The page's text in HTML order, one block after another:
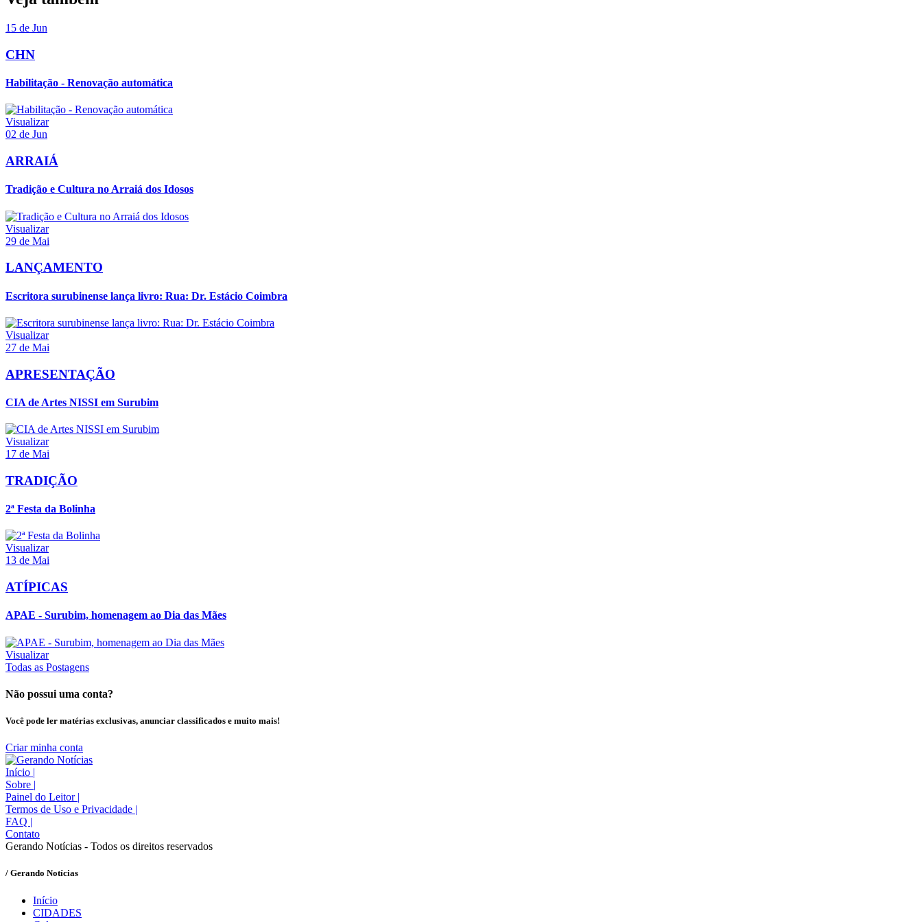
15 de Jun
CHN
Habilitação - Renovação automática
Visualizar
02 de Jun
ARRAIÁ
Tradição e Cultura no Arraiá dos Idosos
Visualizar
29 de Mai
LANÇAMENTO
Escritora surubinense lança livro: Rua: Dr. Estácio Coimbra
Visualizar
27 de Mai
APRESENTAÇÃO
CIA de Artes NISSI em Surubim
Visualizar
17 de Mai
TRADIÇÃO
2ª Festa da Bolinha
Visualizar
13 de Mai
ATÍPICAS
APAE - Surubim, homenagem ao Dia das Mães
Visualizar
Todas as Postagens
Não possui uma conta?
Você pode ler matérias exclusivas, anunciar classificados e muito mais!
Criar minha conta
Início |
Sobre |
Painel do Leitor |
Termos de Uso e Privacidade |
FAQ |
Contato
Gerando Notícias - Todos os direitos reservados
/ Gerando Notícias
Início
CIDADES